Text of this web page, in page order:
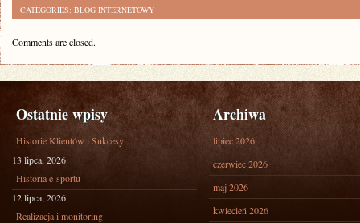
CATEGORIES: BLOG INTERNETOWY
Comments are closed.
Ostatnie wpisy
Historie Klientów i Sukcesy
13 lipca, 2026
Historia e-sportu
12 lipca, 2026
Realizacja i monitoring
Archiwa
lipiec 2026
czerwiec 2026
maj 2026
kwiecień 2026